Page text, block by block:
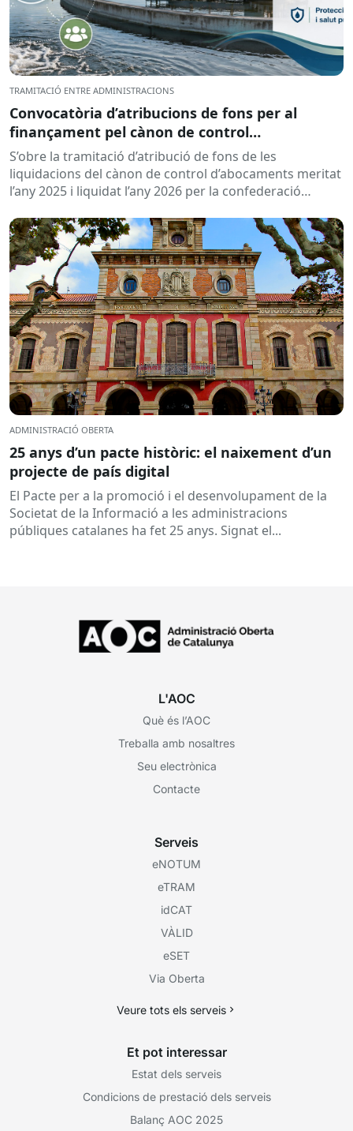
TRAMITACIÓ ENTRE ADMINISTRACIONS
Convocatòria d’atribucions de fons per al
finançament pel cànon de control
d’abocaments meritat l’any 2025 i liquidat l’any
2026
S’obre la tramitació d’atribució de fons de les
liquidacions del cànon de control d’abocaments meritat
l’any 2025 i liquidat l’any 2026 per la confederació
ADMINISTRACIÓ OBERTA
25 anys d’un pacte històric: el naixement d’un
projecte de país digital
El Pacte per a la promoció i el desenvolupament de la
Societat de la Informació a les administracions
públiques catalanes ha fet 25 anys. Signat el...
L'AOC
Què és l’AOC
Treballa amb nosaltres
Seu electrònica
Contacte
Serveis
eNOTUM
eTRAM
idCAT
VÀLID
eSET
Via Oberta
Veure tots els serveis
Et pot interessar
Estat dels serveis
Condicions de prestació dels serveis
Balanç AOC 2025